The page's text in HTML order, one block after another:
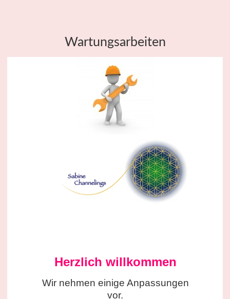
Wartungsarbeiten
Herzlich willkommen
Wir nehmen einige Anpassungen
vor.